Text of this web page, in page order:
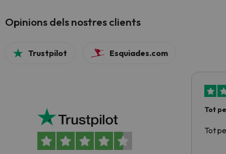
Opinions dels nostres clients
Trustpilot Esquiades.com
Tot
Tot